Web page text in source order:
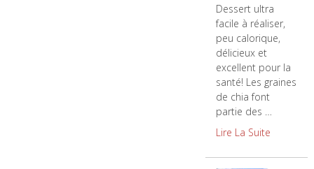
Dessert ultra
facile à réaliser,
peu calorique,
délicieux et
excellent pour la
santé! Les graines
de chia font
partie des …
Lire La Suite